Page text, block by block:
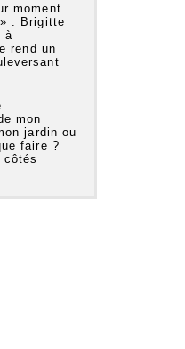
moment
: Brigitte
à
rend un
mon
jardin ou
faire ?
côtés